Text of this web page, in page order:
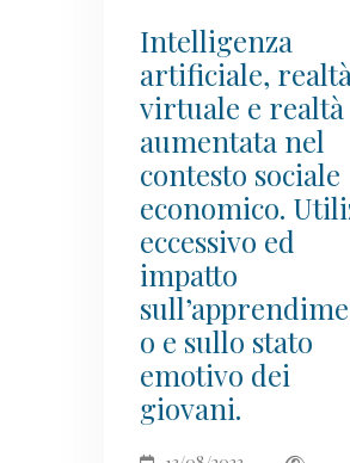
Intelligenza
artificiale,
virtuale e realtà
aumentata nel
contesto sociale
economico.
eccessivo ed
impatto
o e sullo stato
emotivo dei
giovani.